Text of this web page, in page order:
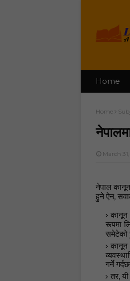
Home
Home
March
नेपाल कानून
हुने ऐन,
कानून
रूपमा
समेटेको
कानून
गर्ने
तर,